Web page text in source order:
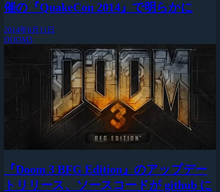
催の『QuakeCon 2014』で明らかに
2014年6月11日
DOOM3
『Doom 3 BFG Edition』のアップデー
トリリース、ソースコードが github に